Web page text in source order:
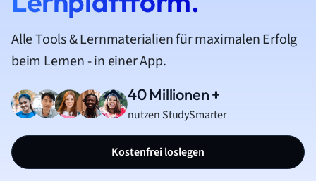
Alle Tools & Lernmaterialien für maximalen Erfolg
beim Lernen - in einer App.
40 Millionen +
nutzen StudySmarter
Kostenfrei loslegen